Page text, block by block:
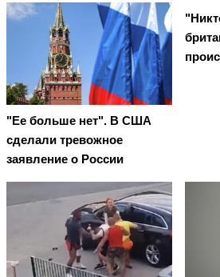
"Ее больше нет". В США
сделали тревожное
заявление о России